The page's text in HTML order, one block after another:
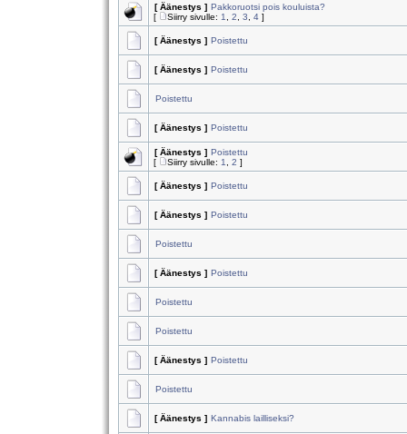
[ Äänestys ] Pakkoruotsi pois kouluista?
[
Siirry sivulle: 1 2 3 4 ]
[ Äänestys ] Poistettu
[ Äänestys ] Poistettu
Poistettu
[ Äänestys ] Poistettu
[ Äänestys ] Poistettu
[
Siirry sivulle: 1 2 ]
[ Äänestys ] Poistettu
[ Äänestys ] Poistettu
Poistettu
[ Äänestys ] Poistettu
Poistettu
Poistettu
[ Äänestys ] Poistettu
Poistettu
[ Äänestys ] Kannabis lailliseksi?